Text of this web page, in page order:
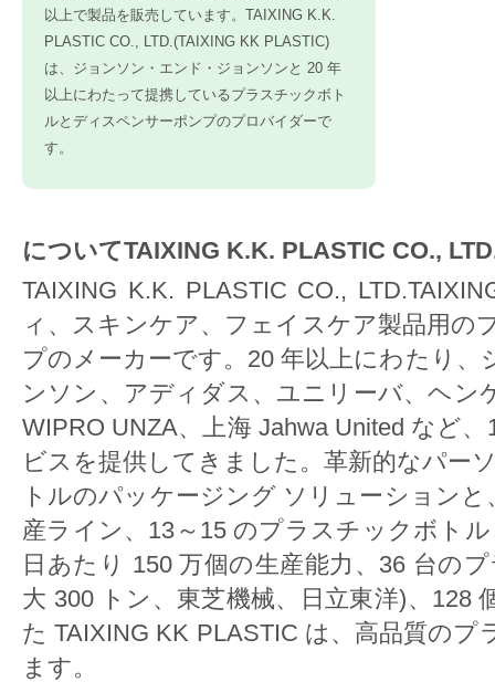
以上で製品を販売しています。TAIXING K.K.
PLASTIC CO., LTD.(TAIXING KK PLASTIC)
は、ジョンソン・エンド・ジョンソンと 20 年
以上にわたって提携しているプラ​​スチックボト
ルとディスペンサーポンプのプロバイダーで
す。
についてTAIXING K.K. PLASTIC CO.,
TAIXING K.K. PLASTIC CO.,
ィ、スキンケア、フェイスケア製品用の
プのメーカーです。20 年以上にわたり
ンソン、アディダス、ユニリーバ、ヘン
WIPRO UNZA、上海 Jahwa United など
ビスを提供してきました。革新的なパー
トルのパッケージング ソリューション
産ライン、13～15 のプラスチックボト
日あたり 150 万個の生産能力、36 台の
大 300 トン、東芝機械、日立東洋)、128
た TAIXING KK PLASTIC は、高品質の
ます。